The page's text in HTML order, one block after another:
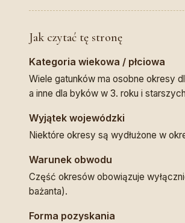
Jak czytać tę stronę
Kategoria wiekowa / płciowa
Wiele gatunków ma osobne okresy
a inne dla byków w 3. roku i
Wyjątek wojewódzki
Niektóre okresy są wydłużone w
Warunek obwodu
Część okresów obowiązuje
bażanta).
Forma pozyskania